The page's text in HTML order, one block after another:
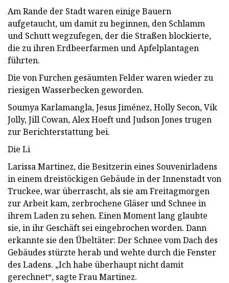
Am Rande der Stadt waren einige Bauern
aufgetaucht, um damit zu beginnen, den Schlamm
und Schutt wegzufegen, der die Straßen blockierte,
die zu ihren Erdbeerfarmen und Apfelplantagen
führten.
Die von Furchen gesäumten Felder waren wieder zu
riesigen Wasserbecken geworden.
Soumya Karlamangla, Jesus Jiménez, Holly Secon, Vik
Jolly, Jill Cowan, Alex Hoeft und Judson Jones trugen
zur Berichterstattung bei.
Die Li
Larissa Martinez, die Besitzerin eines Souvenirladens
in einem dreistöckigen Gebäude in der Innenstadt von
Truckee, war überrascht, als sie am Freitagmorgen
zur Arbeit kam, zerbrochene Gläser und Schnee in
ihrem Laden zu sehen. Einen Moment lang glaubte
sie, in ihr Geschäft sei eingebrochen worden. Dann
erkannte sie den Übeltäter: Der Schnee vom Dach des
Gebäudes stürzte herab und wehte durch die Fenster
des Ladens. „Ich habe überhaupt nicht damit
gerechnet“, sagte Frau Martinez.